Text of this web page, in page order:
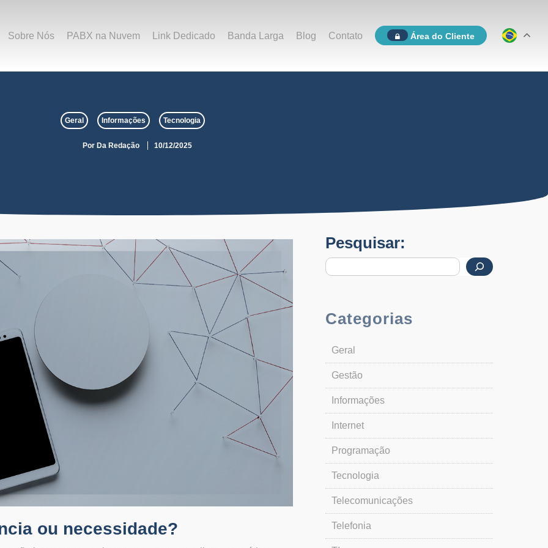
Sobre Nós PABX na Nuvem Link Dedicado Banda Larga Blog Contato Área do Cliente
Geral Informações Tecnologia
Por Da Redação 10/12/2025
ou necessidade?
Pesquisar:
Categorias
Geral
Gestão
Informações
Internet
Programação
Tecnologia
Telecomunicações
Telefonia